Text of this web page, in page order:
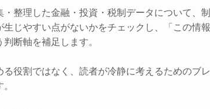
整理した金融・投資・税制データについて、制
じやすい点がないかをチェックし、「この情報
断軸を補足します。
役割ではなく、読者が冷静に考えるためのブレ